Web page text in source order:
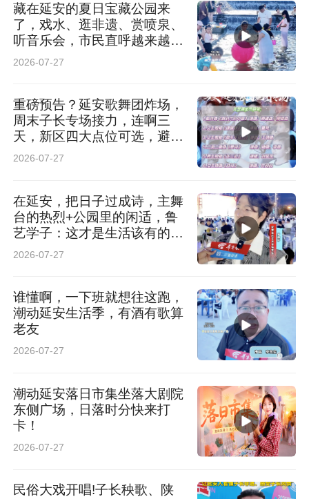
藏在延安的夏日宝藏公园来
了，戏水、逛非遗、赏喷泉、
听音乐会，市民直呼越来越有
意思
2026-07-27
重磅预告？延安歌舞团炸场，
周末子长专场接力，连啊三
天，新区四大点位可选，避暑
又好玩
2026-07-27
在延安，把日子过成诗，主舞
台的热烈+公园里的闲适，鲁
艺学子：这才是生活该有的样
子
2026-07-27
谁懂啊，一下班就想往这跑，
潮动延安生活季，有酒有歌算
老友
2026-07-27
潮动延安落日市集坐落大剧院
东侧广场，日落时分快来打
卡！
2026-07-27
民俗大戏开唱!子长秧歌、陕